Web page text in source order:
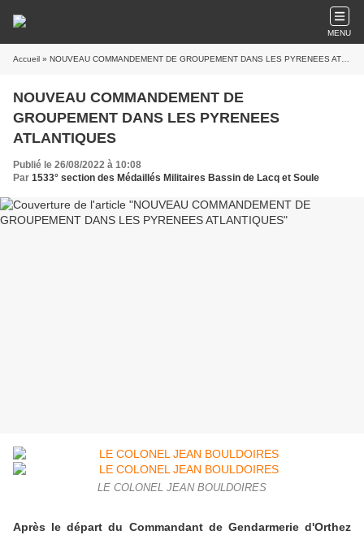
MENU
Accueil » NOUVEAU COMMANDEMENT DE GROUPEMENT DANS LES PYRENEES ATLANTIQUES
NOUVEAU COMMANDEMENT DE
GROUPEMENT DANS LES PYRENEES
ATLANTIQUES
Publié le 26/08/2022 à 10:08
Par 1533° section des Médaillés Militaires Bassin de Lacq et Soule
LE COLONEL JEAN BOULDOIRES
Après le départ du Commandant de Gendarmerie d'Orthez